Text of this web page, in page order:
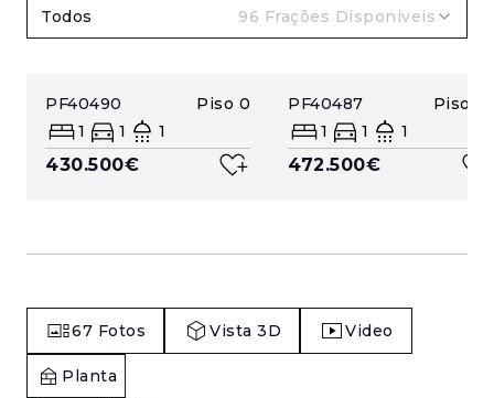
Todos 96 Frações Disponiveis
PF40490 Piso 0
1
1 1
430.500€
PF40487 Piso
1
1 1
472.500€
67 Fotos Vista 3D Video
Planta